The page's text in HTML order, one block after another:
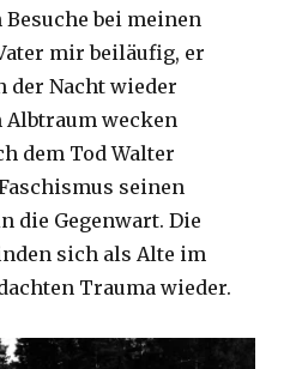
bei meinen
mir beiläufig, er
der Nacht wieder
Albtraum wecken
dem Tod Walter
seinen
die Gegenwart. Die
sich als Alte im
Trauma wieder.